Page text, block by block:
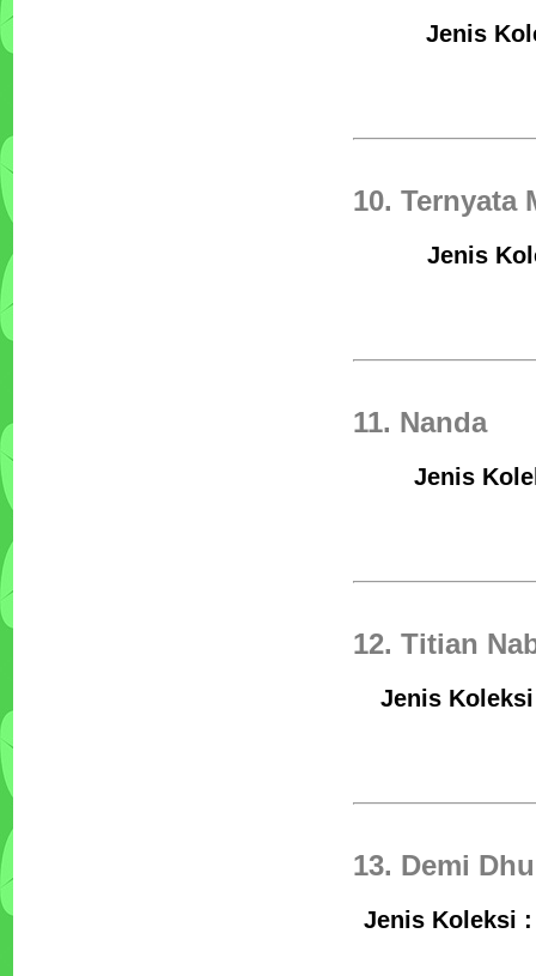
Jenis
10. Ternyata
Jenis
11. Nanda
Jenis
12. Titian
Jenis
13. Demi
Jenis Koleksi